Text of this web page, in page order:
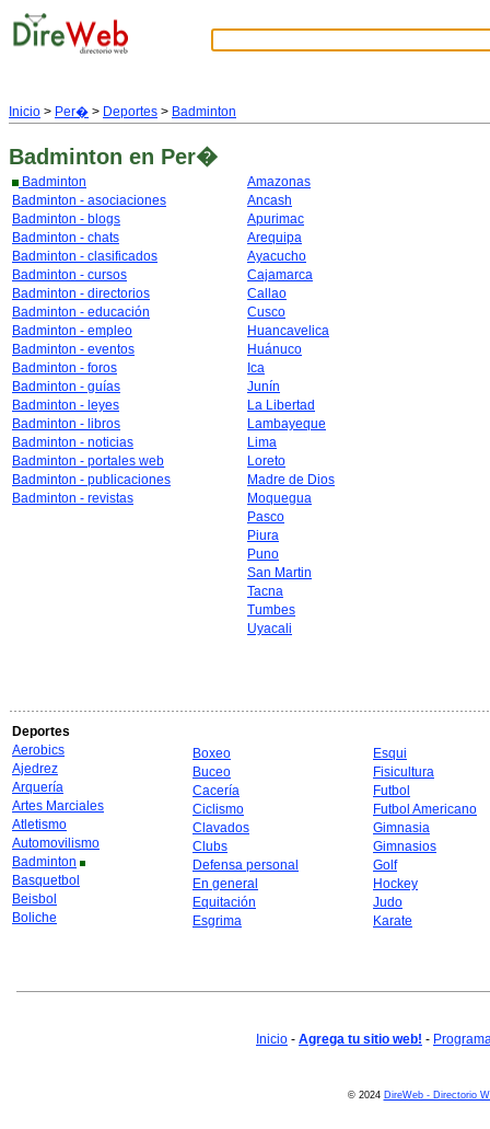
Inicio > Per� > Deportes > Badminton
Badminton en Per�
Badminton
Badminton - asociaciones
Badminton - blogs
Badminton - chats
Badminton - clasificados
Badminton - cursos
Badminton - directorios
Badminton - educación
Badminton - empleo
Badminton - eventos
Badminton - foros
Badminton - guías
Badminton - leyes
Badminton - libros
Badminton - noticias
Badminton - portales web
Badminton - publicaciones
Badminton - revistas
Amazonas
Ancash
Apurimac
Arequipa
Ayacucho
Cajamarca
Callao
Cusco
Huancavelica
Huánuco
Ica
Junín
La Libertad
Lambayeque
Lima
Loreto
Madre de Dios
Moquegua
Pasco
Piura
Puno
San Martin
Tacna
Tumbes
Uyacali
Deportes
Aerobics
Ajedrez
Arquería
Artes Marciales
Atletismo
Automovilismo
Badminton
Basquetbol
Beisbol
Boliche
Boxeo
Buceo
Cacería
Ciclismo
Clavados
Clubs
Defensa personal
En general
Equitación
Esgrima
Esqui
Fisicultura
Futbol
Futbol Americano
Gimnasia
Gimnasios
Golf
Hockey
Judo
Karate
Inicio - Agrega tu sitio web! -
© 2024 DireWeb - Directorio